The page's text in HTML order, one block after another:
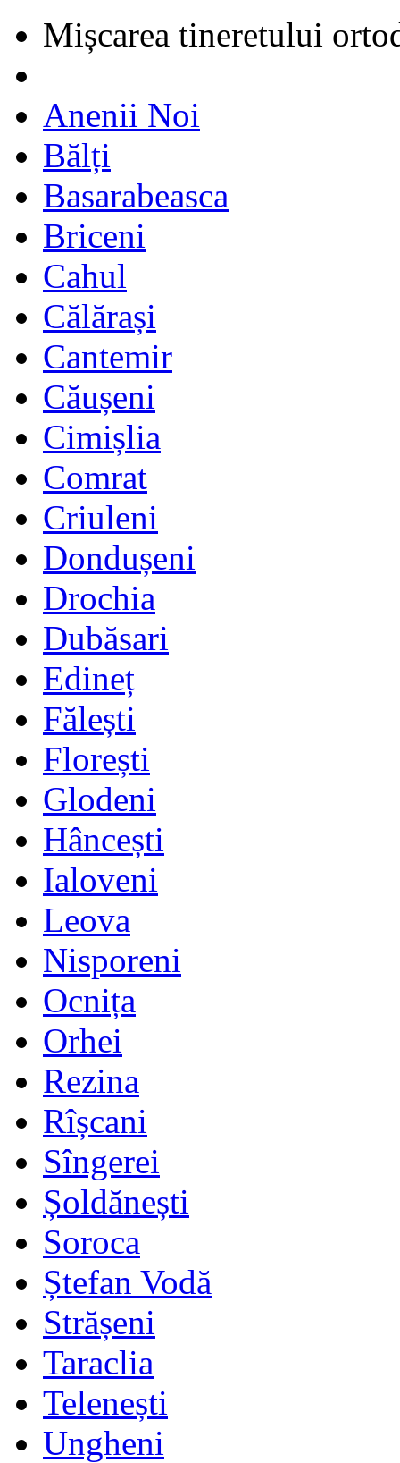
Mișcarea tineretului
Anenii Noi
Bălți
Basarabeasca
Briceni
Cahul
Călărași
Cantemir
Căușeni
Cimișlia
Comrat
Criuleni
Dondușeni
Drochia
Dubăsari
Edineț
Fălești
Florești
Glodeni
Hâncești
Ialoveni
Leova
Nisporeni
Ocnița
Orhei
Rezina
Rîșcani
Sîngerei
Șoldănești
Soroca
Ștefan Vodă
Strășeni
Taraclia
Telenești
Ungheni